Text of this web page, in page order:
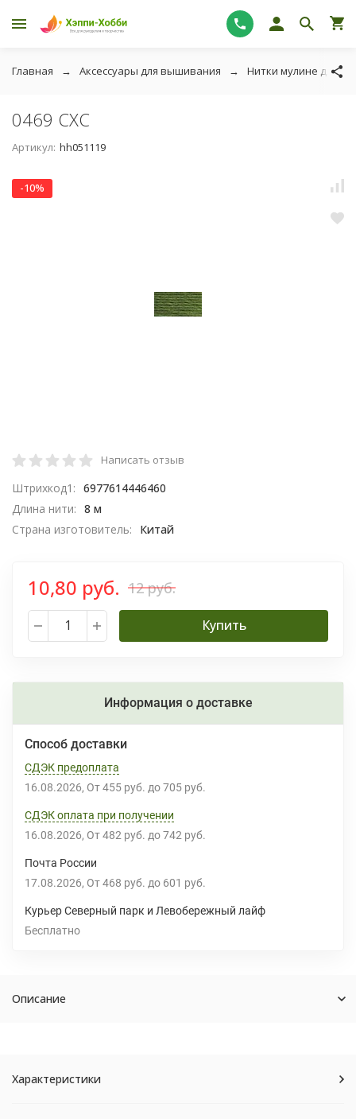
Главная Аксессуары для вышивания Нитки мулине для
0469 СХС
Артикул: hh051119
-10%
Написать отзыв
Штрихкод1: 6977614446460
Длина нити: 8 м
Страна изготовитель:
Китай
10,80 руб. 12 руб.
Купить
Информация о доставке
Способ доставки
СДЭК предоплата
16.08.2026 От 455 руб. до 705 руб.
СДЭК оплата при получении
16.08.2026 От 482 руб. до 742 руб.
Почта России
17.08.2026 От 468 руб. до 601 руб.
Курьер Северный парк и Левобережный лайф
Бесплатно
Описание
Характеристики